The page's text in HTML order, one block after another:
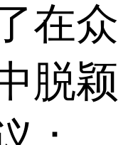
在众
脱颖